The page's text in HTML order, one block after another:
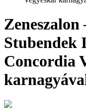
Zeneszalon
Stubendek
Concordia